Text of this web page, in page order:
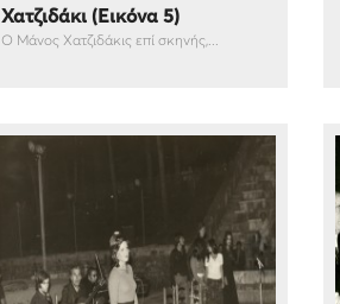
Χατζιδάκι (Εικόνα 5)
Ο Μάνος Χατζιδάκις επί σκηνής,...